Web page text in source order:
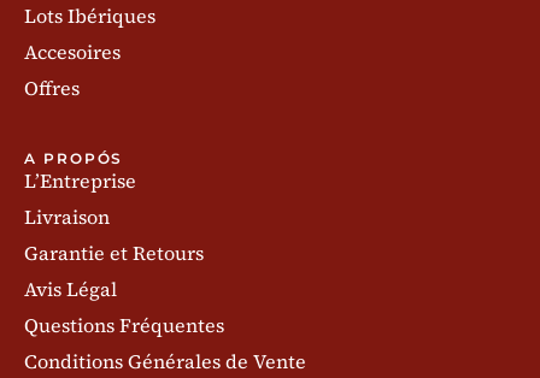
Lots Ibériques
Accesoires
Offres
A PROPÓS
L’Entreprise
Livraison
Garantie et Retours
Avis Légal
Questions Fréquentes
Conditions Générales de Vente